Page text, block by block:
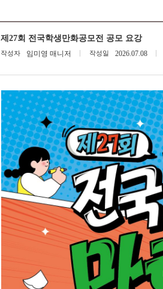
제27회 전국학생만화공모전 공모 요강
작성자 임미영 매니저 작성일 2026.07.08